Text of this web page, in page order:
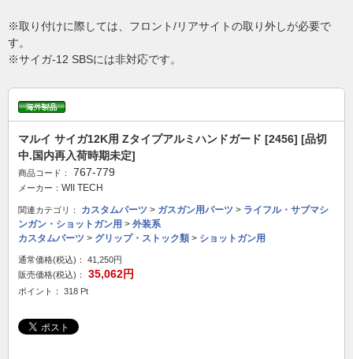
※取り付けに際しては、フロント/リアサイトの取り外しが必要で
す。
※サイガ-12 SBSには非対応です。
マルイ サイガ12K用 Zタイプアルミハンドガード [2456] [品切
中.国内再入荷時期未定]
商品コード： 767-779
メーカー： WII TECH
関連カテゴリ： カスタムパーツ > ガスガン用パーツ > ライフル・サブマシ
ンガン・ショットガン用 > 外装系
カスタムパーツ > グリップ・ストック類 > ショットガン用
通常価格(税込)：
41,250円
販売価格(税込)：
35,062円
ポイント： 318 Pt